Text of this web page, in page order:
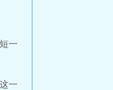
一
一